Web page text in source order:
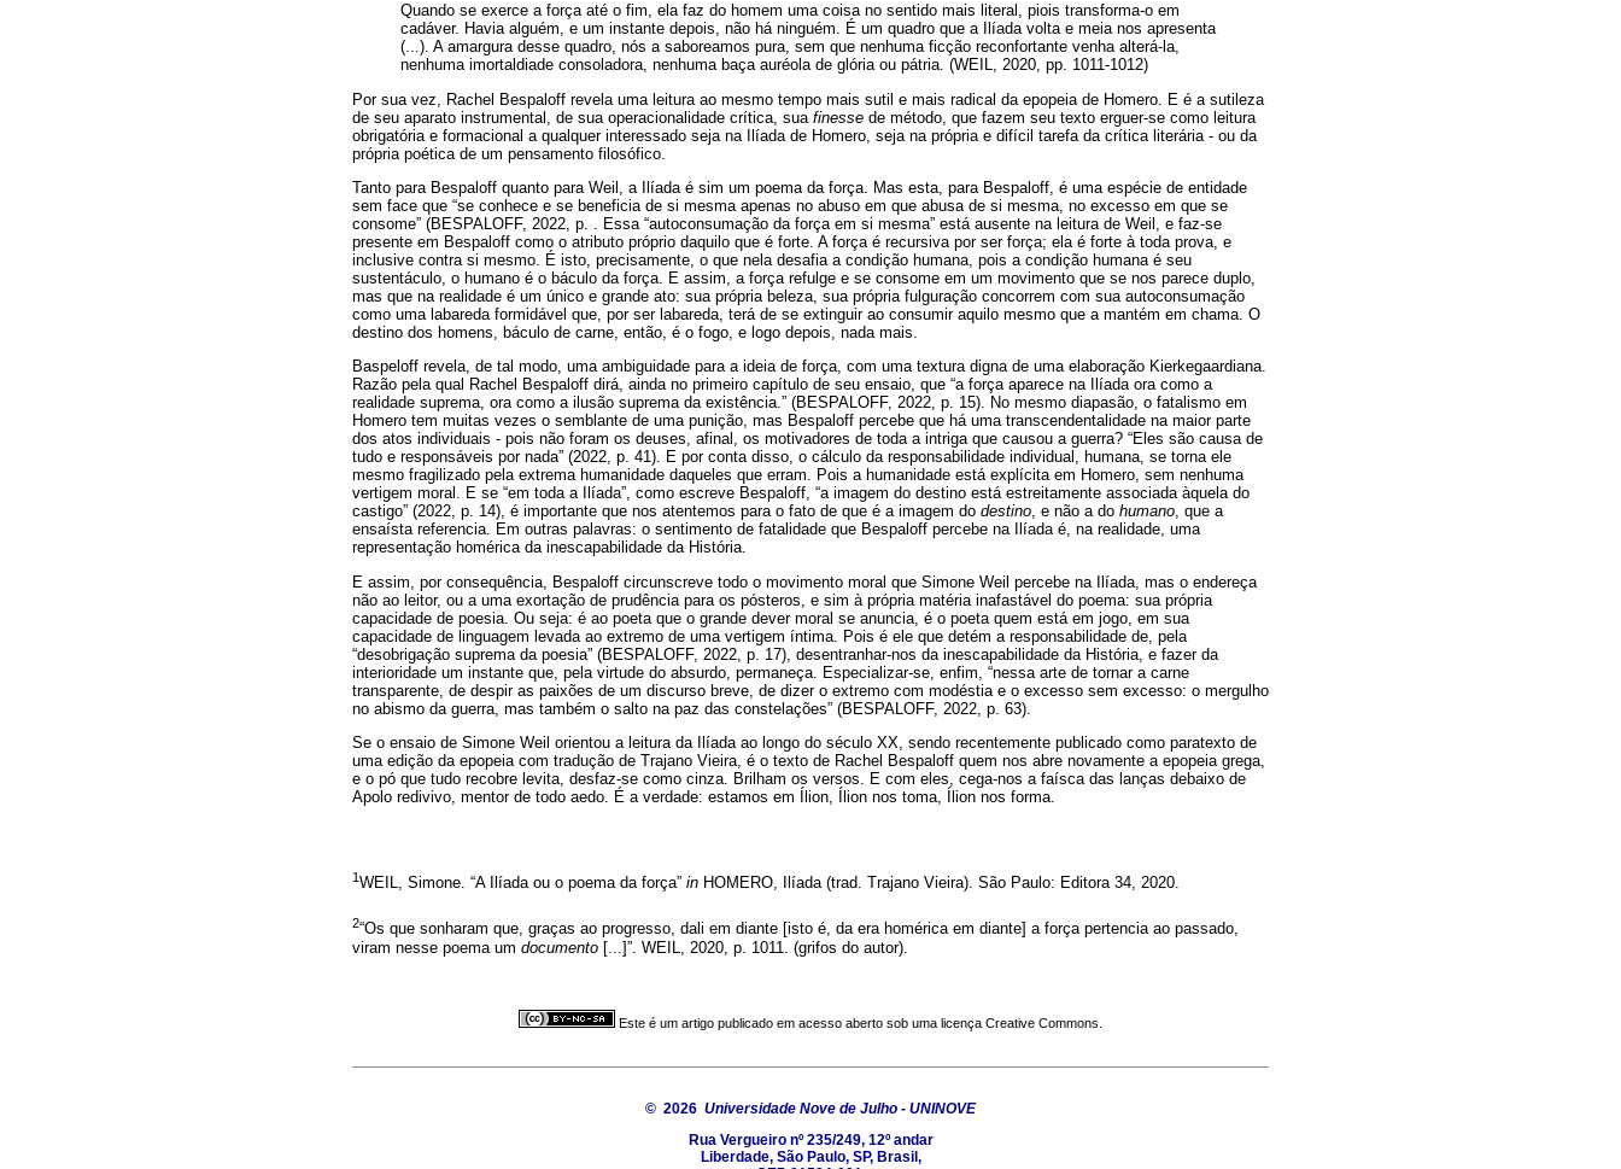
Quando se exerce a força até o fim, ela faz do homem uma coisa no sentido mais literal, piois transforma-o em
cadáver. Havia alguém, e um instante depois, não há ninguém. É um quadro que a Ilíada volta e meia nos apresenta
(...). A amargura desse quadro, nós a saboreamos pura, sem que nenhuma ficção reconfortante venha alterá-la,
nenhuma imortaldiade consoladora, nenhuma baça auréola de glória ou pátria. (WEIL, 2020, pp. 1011-1012)
Por sua vez, Rachel Bespaloff revela uma leitura ao mesmo tempo mais sutil e mais radical da epopeia de Homero. E é a sutileza
de seu aparato instrumental, de sua operacionalidade crítica, sua finesse de método, que fazem seu texto erguer-se como leitura
obrigatória e formacional a qualquer interessado seja na Ilíada de Homero, seja na própria e difícil tarefa da crítica literária - ou da
própria poética de um pensamento filosófico.
Tanto para Bespaloff quanto para Weil, a Ilíada é sim um poema da força. Mas esta, para Bespaloff, é uma espécie de entidade
sem face que “se conhece e se beneficia de si mesma apenas no abuso em que abusa de si mesma, no excesso em que se
consome” (BESPALOFF, 2022, p. . Essa “autoconsumação da força em si mesma” está ausente na leitura de Weil, e faz-se
presente em Bespaloff como o atributo próprio daquilo que é forte. A força é recursiva por ser força; ela é forte à toda prova, e
inclusive contra si mesmo. É isto, precisamente, o que nela desafia a condição humana, pois a condição humana é seu
sustentáculo, o humano é o báculo da força. E assim, a força refulge e se consome em um movimento que se nos parece duplo,
mas que na realidade é um único e grande ato: sua própria beleza, sua própria fulguração concorrem com sua autoconsumação
como uma labareda formidável que, por ser labareda, terá de se extinguir ao consumir aquilo mesmo que a mantém em chama. O
destino dos homens, báculo de carne, então, é o fogo, e logo depois, nada mais.
Baspeloff revela, de tal modo, uma ambiguidade para a ideia de força, com uma textura digna de uma elaboração Kierkegaardiana.
Razão pela qual Rachel Bespaloff dirá, ainda no primeiro capítulo de seu ensaio, que “a força aparece na Ilíada ora como a
realidade suprema, ora como a ilusão suprema da existência.” (BESPALOFF, 2022, p. 15). No mesmo diapasão, o fatalismo em
Homero tem muitas vezes o semblante de uma punição, mas Bespaloff percebe que há uma transcendentalidade na maior parte
dos atos individuais - pois não foram os deuses, afinal, os motivadores de toda a intriga que causou a guerra? “Eles são causa de
tudo e responsáveis por nada” (2022, p. 41). E por conta disso, o cálculo da responsabilidade individual, humana, se torna ele
mesmo fragilizado pela extrema humanidade daqueles que erram. Pois a humanidade está explícita em Homero, sem nenhuma
vertigem moral. E se “em toda a Ilíada”, como escreve Bespaloff, “a imagem do destino está estreitamente associada àquela do
castigo” (2022, p. 14), é importante que nos atentemos para o fato de que é a imagem do destino, e não a do humano, que a
ensaísta referencia. Em outras palavras: o sentimento de fatalidade que Bespaloff percebe na Ilíada é, na realidade, uma
representação homérica da inescapabilidade da História.
E assim, por consequência, Bespaloff circunscreve todo o movimento moral que Simone Weil percebe na Ilíada, mas o endereça
não ao leitor, ou a uma exortação de prudência para os pósteros, e sim à própria matéria inafastável do poema: sua própria
capacidade de poesia. Ou seja: é ao poeta que o grande dever moral se anuncia, é o poeta quem está em jogo, em sua
capacidade de linguagem levada ao extremo de uma vertigem íntima. Pois é ele que detém a responsabilidade de, pela
“desobrigação suprema da poesia” (BESPALOFF, 2022, p. 17), desentranhar-nos da inescapabilidade da História, e fazer da
interioridade um instante que, pela virtude do absurdo, permaneça. Especializar-se, enfim, “nessa arte de tornar a carne
transparente, de despir as paixões de um discurso breve, de dizer o extremo com modéstia e o excesso sem excesso: o mergulho
no abismo da guerra, mas também o salto na paz das constelações” (BESPALOFF, 2022, p. 63).
Se o ensaio de Simone Weil orientou a leitura da Ilíada ao longo do século XX, sendo recentemente publicado como paratexto de
uma edição da epopeia com tradução de Trajano Vieira, é o texto de Rachel Bespaloff quem nos abre novamente a epopeia grega,
e o pó que tudo recobre levita, desfaz-se como cinza. Brilham os versos. E com eles, cega-nos a faísca das lanças debaixo de
Apolo redivivo, mentor de todo aedo. É a verdade: estamos em Ílion, Ílion nos toma, Ílion nos forma.
1WEIL, Simone. “A Ilíada ou o poema da força” in HOMERO, Ilíada (trad. Trajano Vieira). São Paulo: Editora 34, 2020.
2“Os que sonharam que, graças ao progresso, dali em diante [isto é, da era homérica em diante] a força pertencia ao passado,
viram nesse poema um documento [...]”. WEIL, 2020, p. 1011. (grifos do autor).
Este é um artigo publicado em acesso aberto sob uma licença Creative Commons.
© 2026 Universidade Nove de Julho - UNINOVE
Rua Vergueiro nº 235/249, 12º andar
Liberdade, São Paulo, SP, Brasil,